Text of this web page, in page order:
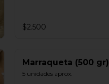
$2.500
Marraqueta (500 gr)
5 unidades aprox.